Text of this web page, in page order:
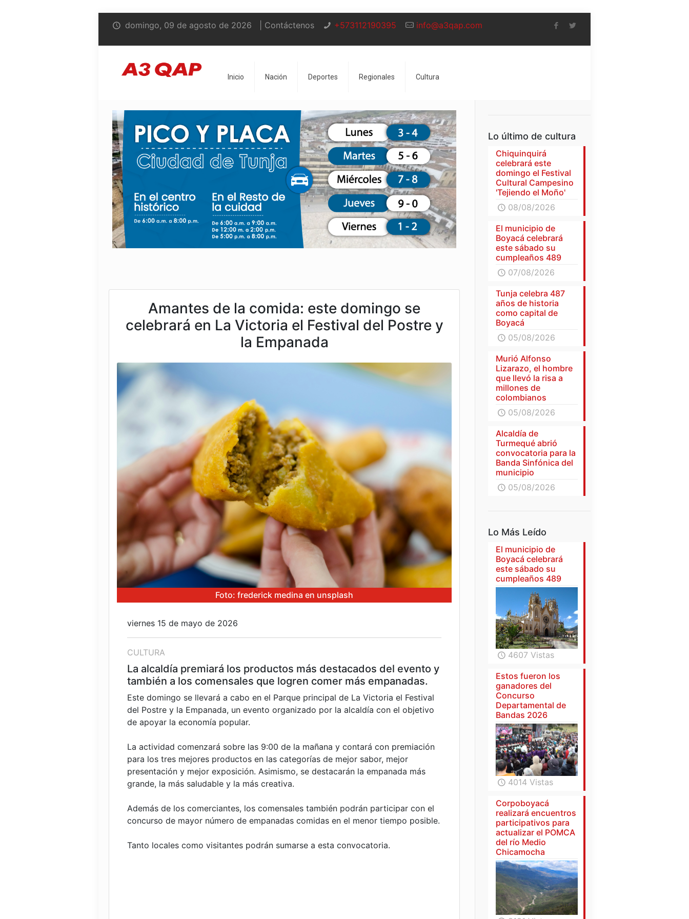
domingo, 09 de agosto de 2026 | Contáctenos +573112190395 info@a3qap.com
Inicio Nación Deportes Regionales Cultura
Amantes de la comida: este domingo se
celebrará en La Victoria el Festival del Postre y
la Empanada
Foto: frederick medina en unsplash
viernes 15 de mayo de 2026
CULTURA
La alcaldía premiará los productos más destacados del evento y
también a los comensales que logren comer más empanadas.
Este domingo se llevará a cabo en el Parque principal de La Victoria el Festival
del Postre y la Empanada, un evento organizado por la alcaldía con el objetivo
de apoyar la economía popular.
La actividad comenzará sobre las 9:00 de la mañana y contará con premiación
para los tres mejores productos en las categorías de mejor sabor, mejor
presentación y mejor exposición. Asimismo, se destacarán la empanada más
grande, la más saludable y la más creativa.
Además de los comerciantes, los comensales también podrán participar con el
concurso de mayor número de empanadas comidas en el menor tiempo posible.
Tanto locales como visitantes podrán sumarse a esta convocatoria.
Lo último de cultura
Chiquinquirá
celebrará este
domingo el Festival
Cultural Campesino
'Tejiendo el Moño'
08/08/2026
El municipio de
Boyacá celebrará
este sábado su
cumpleaños 489
07/08/2026
Tunja celebra 487
años de historia
como capital de
Boyacá
05/08/2026
Murió Alfonso
Lizarazo, el hombre
que llevó la risa a
millones de
colombianos
05/08/2026
Alcaldía de
Turmequé abrió
convocatoria para la
Banda Sinfónica del
municipio
05/08/2026
Lo Más Leído
El municipio de
Boyacá celebrará
este sábado su
cumpleaños 489
4607 Vistas
Estos fueron los
ganadores del
Concurso
Departamental de
Bandas 2026
4014 Vistas
Corpoboyacá
realizará encuentros
participativos para
actualizar el POMCA
del río Medio
Chicamocha